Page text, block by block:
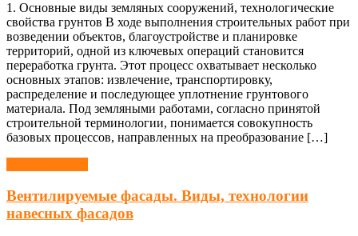
1. Основные виды земляных сооружений, технологические
свойства грунтов В ходе выполнения строительных работ при
возведении объектов, благоустройстве и планировке
территорий, одной из ключевых операций становится
переработка грунта. Этот процесс охватывает несколько
основных этапов: извлечение, транспортировку,
распределение и последующее уплотнение грунтового
материала. Под земляными работами, согласно принятой
строительной терминологии, понимается совокупность
базовых процессов, направленных на преобразование […]
Вентилируемые фасады. Виды, технологии
навесных фасадов